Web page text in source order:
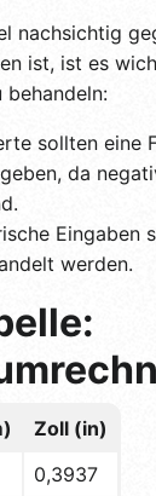
nachsichtig
ist, ist es
behandeln:
sollten eine
da
Eingaben
werden.
Zoll (in)
0,3937